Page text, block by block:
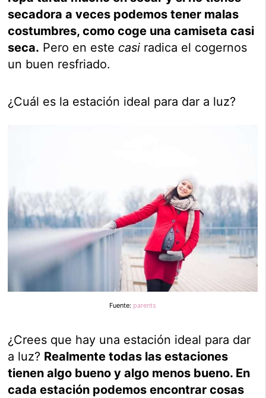
secadora a veces podemos tener malas
costumbres, como coge una camiseta casi
seca. Pero en este casi radica el cogernos
un buen resfriado.
¿Cuál es la estación ideal para dar a luz?
Fuente: parents
¿Crees que hay una estación ideal para dar
a luz? Realmente todas las estaciones
tienen algo bueno y algo menos bueno. En
cada estación podemos encontrar cosas